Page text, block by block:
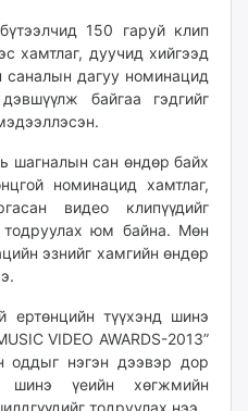
150 гаруй клип
хамтлаг, дуучид хийгээд
саналын дагуу номинацид
байгаа гэдгийг
шагналын сан өндөр байх
номинацид хамтлаг,
видео клипүүдийг
тодруулах юм байна. Мөн
эзнийг хамгийн өндөр
ертөнцийн түүхэнд шинэ
VIDEO AWARDS-2013”
оддыг нэгэн дээвэр дор
шинэ үеийн хөгжмийн
тодруулах нээ.